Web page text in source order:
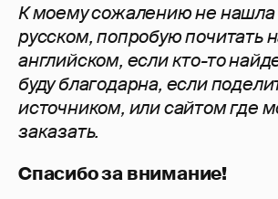
К моему сожалению не нашла
русском, попробую почитать
английском, если кто-то
буду благодарна, если
источником, или сайтом где
заказать.
Спасибо за внимание!